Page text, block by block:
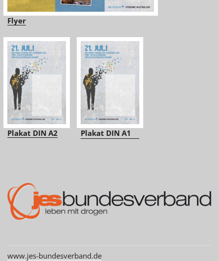
Flyer
Plakat DIN A2 Plakat DIN A1
www.jes-bundesverband.de